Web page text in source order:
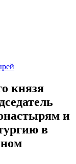
князя
и
в